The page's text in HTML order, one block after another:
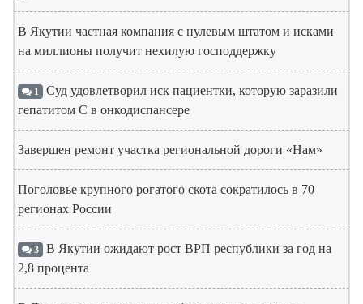
В Якутии частная компания с нулевым штатом и исками
на миллионы получит нехилую господдержку
1 Суд удовлетворил иск пациентки, которую заразили
гепатитом С в онкодиспансере
Завершен ремонт участка региональной дороги «Нам»
Поголовье крупного рогатого скота сократилось в 70
регионах России
3 В Якутии ожидают рост ВРП республики за год на
2,8 процента